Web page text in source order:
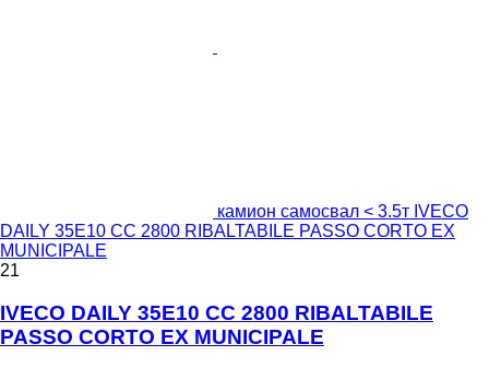
камион самосвал < 3.5т IVECO
DAILY 35E10 CC 2800 RIBALTABILE PASSO CORTO EX
MUNICIPALE
21
IVECO DAILY 35E10 CC 2800 RIBALTABILE
PASSO CORTO EX MUNICIPALE